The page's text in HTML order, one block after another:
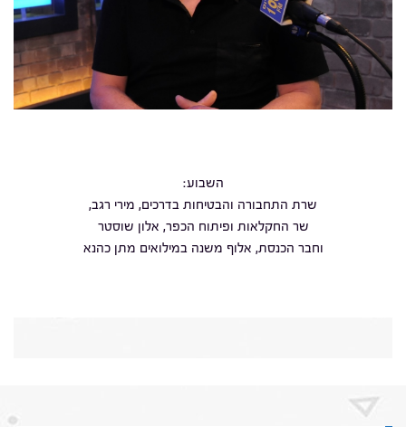
השבוע:
שרת התחבורה והבטיחות בדרכים, מירי רגב,
שר החקלאות ופיתוח הכפר, אלון שוסטר
וחבר הכנסת, אלוף משנה במילואים מתן כהנא